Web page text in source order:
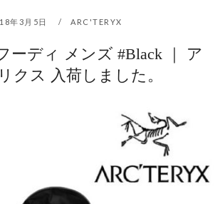
年3月5日 ARC'TERYX
ーディ メンズ #Black ｜ ア
クス 入荷しました。